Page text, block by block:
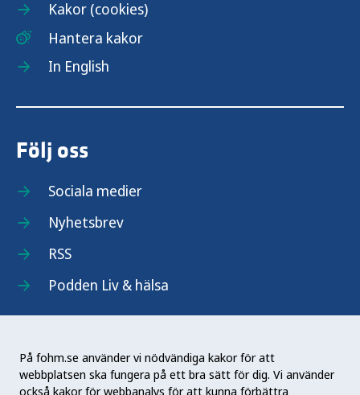
På fohm.se använder vi nödvändiga kakor för att
webbplatsen ska fungera på ett bra sätt för dig. Vi använder
också kakor för webbanalys för att kunna förbättra
Kakor (cookies)
Hantera kakor
In English
Följ oss
Sociala medier
Nyhetsbrev
RSS
Podden Liv & hälsa
Folkhälsomyndigheten (Fohm) är en nationell